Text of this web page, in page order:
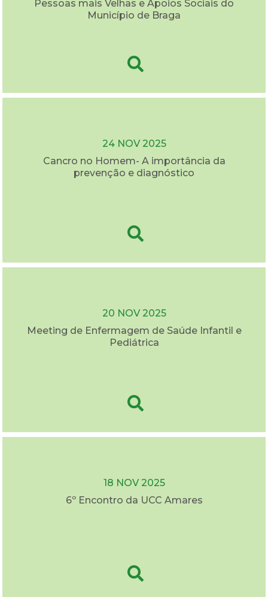
Pessoas mais Velhas e Apoios Sociais do
Município de Braga
24 NOV 2025
Cancro no Homem- A importância da
prevenção e diagnóstico
20 NOV 2025
Meeting de Enfermagem de Saúde Infantil e
Pediátrica
18 NOV 2025
6º Encontro da UCC Amares